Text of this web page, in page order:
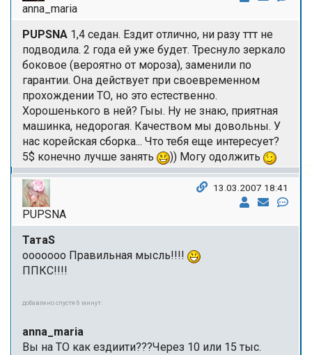
anna_maria
PUPSNA 1,4 седан. Ездит отлично, ни разу ттт не
подводила. 2 года ей уже будет. Треснуло зеркало
боковое (вероятно от мороза), заменили по
гарантии. Она действует при своевременном
прохождении ТО, но это естественно.
Хорошенького в ней? Гыы. Ну не знаю, приятная
машинка, недорогая. Качеством мы довольны. У
нас корейская сборка... Что тебя еще интересует?
5$ конечно лучше занять
)) Могу одолжить
PUPSNA
13.03.2007 18:41
ТатаS
ооооооо Правильная мысль!!!!
ППКС!!!!
добавлено спустя 6 минут:
anna_maria
Вы на ТО как ездиити???Через 10 или 15 тыс.